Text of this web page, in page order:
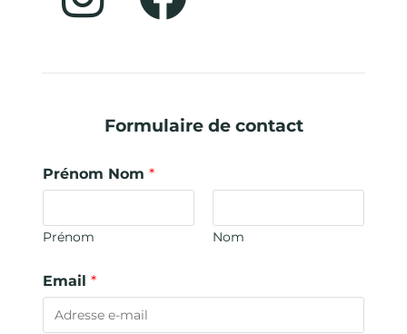
Formulaire de contact
Prénom Nom*
Prénom Nom
Email*